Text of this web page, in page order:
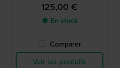
125,00 €
● En stock
Comparer
Voir les produits